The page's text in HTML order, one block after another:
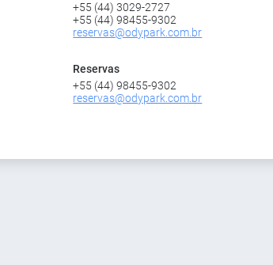
+55 (44) 3029-2727
+55 (44) 98455-9302
reservas@odypark.com.br
Reservas
+55 (44) 98455-9302
reservas@odypark.com.br